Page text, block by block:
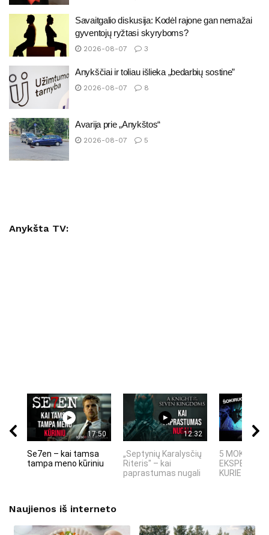
Savaitgalio diskusija: Kodėl rajone gan nemažai
gyventojų ryžtasi skyryboms?
2026-08-07 3
Anykščiai ir toliau išlieka „bedarbių sostine”
2026-08-07 8
Avarija prie „Anykštos“
2026-08-07 5
Anykšta TV:
17:50
Se7en – kai tamsa
tampa meno kūriniu
12:32
„Septynių Karalysčių
Riteris" – kai
paprastumas nugali
5 MOKSLINIAI
KURIE
Naujienos iš interneto